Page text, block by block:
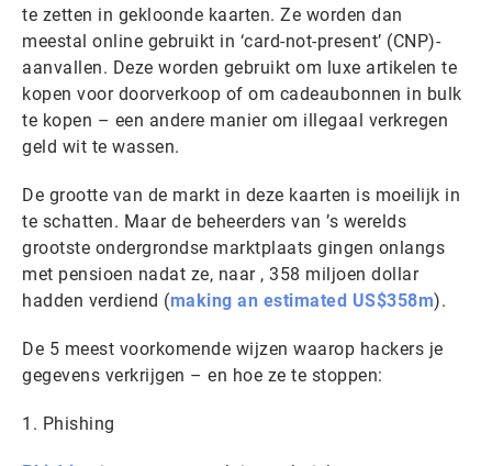
te zetten in gekloonde kaarten. Ze worden dan
meestal online gebruikt in ‘card-not-present’ (CNP)-
aanvallen. Deze worden gebruikt om luxe artikelen te
kopen voor doorverkoop of om cadeaubonnen in bulk
te kopen – een andere manier om illegaal verkregen
geld wit te wassen.
De grootte van de markt in deze kaarten is moeilijk in
te schatten. Maar de beheerders van ’s werelds
grootste ondergrondse marktplaats gingen onlangs
met pensioen nadat ze, naar , 358 miljoen dollar
hadden verdiend (making an estimated US$358m).
De 5 meest voorkomende wijzen waarop hackers je
gegevens verkrijgen – en hoe ze te stoppen:
1. Phishing